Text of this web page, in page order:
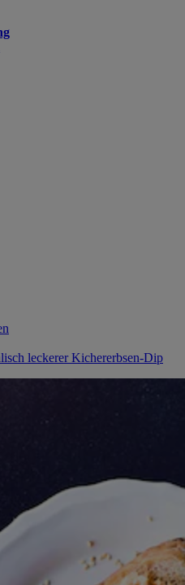
leckerer Kichererbsen-Dip